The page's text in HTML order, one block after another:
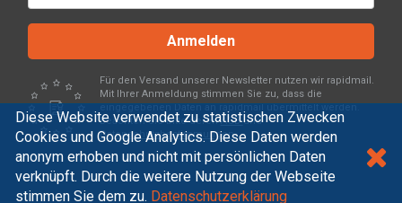
Diese Website verwendet zu statistischen Zwecken
Cookies und Google Analytics. Diese Daten werden
anonym erhoben und nicht mit persönlichen Daten
verknüpft. Durch die weitere Nutzung der Webseite
stimmen Sie dem zu. Datenschutzerklärung
Anmelden
Für den Versand unserer Newsletter nutzen wir rapidmail.
Mit Ihrer Anmeldung stimmen Sie zu, dass die
eingegebenen Daten an rapidmail übermittelt werden.
Beachten Sie bitte derenAGBund
Datenschutzbestimmungen.